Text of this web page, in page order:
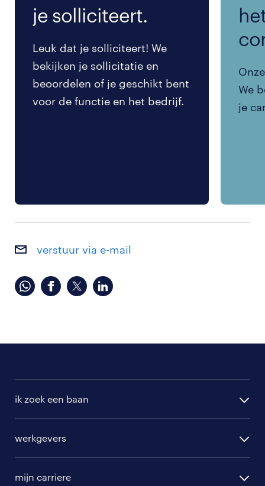
je solliciteert.
Leuk dat je solliciteert! We
bekijken je sollicitatie en
beoordelen of je geschikt bent
voor de functie en het bedrijf.
We
je
verstuur via e-mail
ik zoek een baan
randstad professional
werkgevers
mijn carriere